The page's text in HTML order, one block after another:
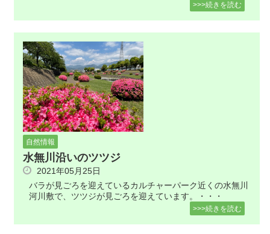
>>>続きを読む
自然情報
水無川沿いのツツジ
2021年05月25日
バラが見ごろを迎えているカルチャーパーク近くの水無川
河川敷で、ツツジが見ごろを迎えています。・・・
>>>続きを読む